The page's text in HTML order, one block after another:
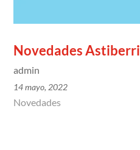
Novedades
admin
14 mayo, 2022
Novedades